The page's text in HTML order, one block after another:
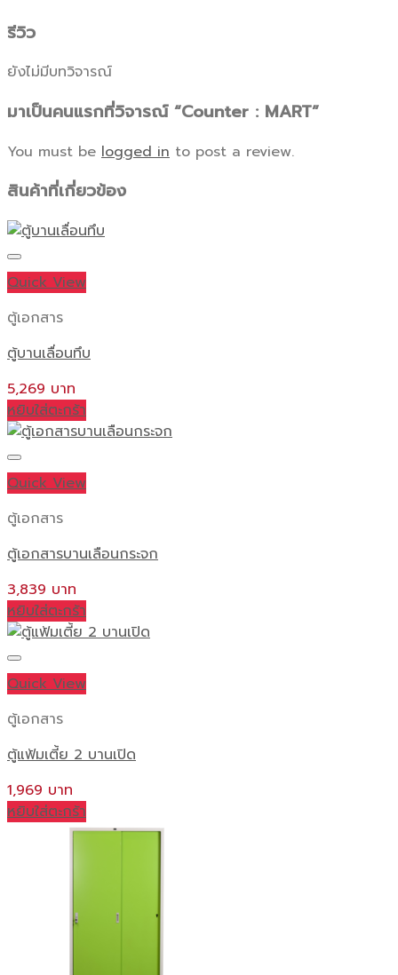
รีวิว
ยังไม่มีบทวิจารณ์
มาเป็นคนแรกที่วิจารณ์ “Counter : MART”
You must be logged in to post a review.
สินค้าที่เกี่ยวข้อง
Quick View
ตู้เอกสาร
ตู้บานเลื่อนทึบ
5,269
หยิบใส่ตะกร้า
Quick View
ตู้เอกสาร
ตู้เอกสารบานเลือนกระจก
3,839
หยิบใส่ตะกร้า
Quick View
ตู้เอกสาร
ตู้แฟ้มเตี้ย 2 บานเปิด
1,969
หยิบใส่ตะกร้า